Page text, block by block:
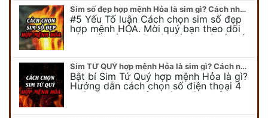
Sim số đẹp hợp mệnh Hỏa là sim gì? Cách nhận biết sim đẹp hợp mệnh Hỏa
#5 Yếu Tố luận Cách chọn sim số đẹp
hợp mệnh HỎA. Mời quý bạn theo dõi
bài viết để có cái nhìn tổng quát về số
Sim TỨ QUÝ hợp mệnh Hỏa là sim gì? Cách nhận biết sim tứ quý hợp mệnh Hỏa
Bật bí Sim Tứ Quý hợp mệnh Hỏa là gì?
Hướng dẫn cách chọn số điện thoại 4
quý hợp mệnh Hỏa chính xác nhất.